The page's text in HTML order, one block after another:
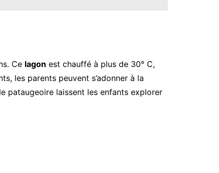
Ce lagon est chauffé à plus de 30° C,
les parents peuvent s’adonner à la
pataugeoire laissent les enfants explorer